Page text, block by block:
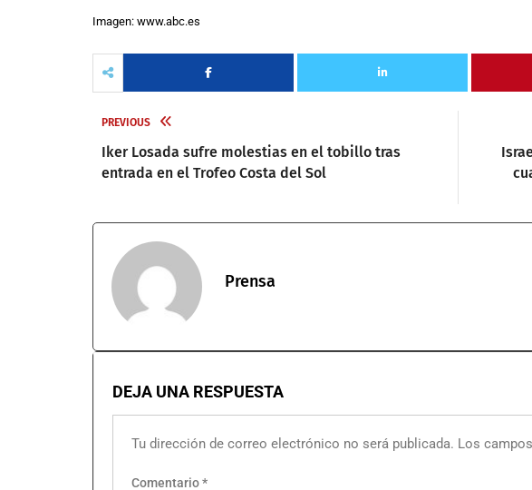
Imagen: www.abc.es
PREVIOUS
Iker Losada sufre molestias en el tobillo tras
entrada en el Trofeo Costa del Sol
Prensa
DEJA UNA RESPUESTA
Tu dirección de correo electrónico no será publicada. Los
Comentario*